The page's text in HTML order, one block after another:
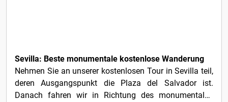
Sevilla: Beste monumentale kostenlose Wanderung
Nehmen Sie an unserer kostenlosen Tour in Sevilla teil,
deren Ausgangspunkt die Plaza del Salvador ist.
Danach fahren wir in Richtung des monumentalen